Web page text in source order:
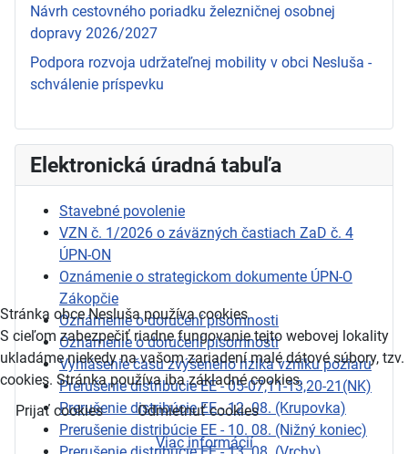
Návrh cestovného poriadku železničnej osobnej
dopravy 2026/2027
Podpora rozvoja udržateľnej mobility v obci Nesluša -
schválenie príspevku
Elektronická úradná tabuľa
Stavebné povolenie
VZN č. 1/2026 o záväzných častiach ZaD č. 4
ÚPN-ON
Oznámenie o strategickom dokumente ÚPN-O
Zákopčie
Oznámenie o doručení písomnosti
Oznámenie o doručení písomnosti
Vyhlásenie času zvýšeného rizika vzniku požiaru
Prerušenie distribúcie EE - 05-07,11-13,20-21(NK)
Prerušenie distribúcie EE - 12. 08. (Krupovka)
Prerušenie distribúcie EE - 10. 08. (Nižný koniec)
Stránka obce Nesluša používa cookies
S cieľom zabezpečiť riadne fungovanie tejto webovej lokality
ukladáme niekedy na vašom zariadení malé dátové súbory, tzv.
cookies. Stránka používa iba základné cookies.
Prijať cookies
Odmietnuť cookies
Viac informácií